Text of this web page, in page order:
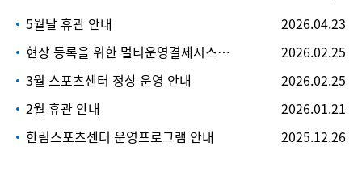
5월달 휴관 안내
2026.04.23
현장 등록을 위한 멀티운영결제시스템(키오스크) 서비스 시행 안내
2026.02.25
3월 스포츠센터 정상 운영 안내
2026.02.25
2월 휴관 안내
2026.01.21
한림스포츠센터 운영프로그램 안내
2025.12.26